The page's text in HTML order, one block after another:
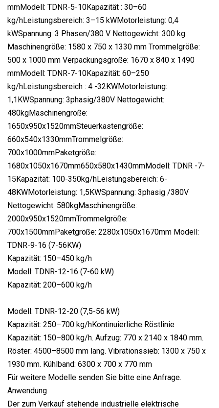
mmModell: TDNR-5-10Kapazität : 30–60
kg/hLeistungsbereich: 3–15 kWMotorleistung: 0,4
kWSpannung: 3 Phasen/380 V Nettogewicht: 300 kg
Maschinengröße: 1580 x 750 x 1330 mm Trommelgröße:
500 x 1000 mm Verpackungsgröße: 1670 x 840 x 1490
mmModell: TDNR-7-10Kapazität: 60–250
kg/hLeistungsbereich : 4 -32KWMotorleistung:
1,1KWSpannung: 3phasig/380V Nettogewicht:
480kgMaschinengröße:
1650x950x1520mmSteuerkastengröße:
660x540x1330mmTrommelgröße:
700x1000mmPaketgröße:
1680x1050x1670mm650x580x1430mmModell: TDNR -7-
15Kapazität: 100-350kg/hLeistungsbereich: 6-
48KWMotorleistung: 1,5KWSpannung: 3phasig /380V
Nettogewicht: 580kgMaschinengröße:
2000x950x1520mmTrommelgröße:
700x1500mmPaketgröße: 2280x1050x1670mm Modell:
TDNR-9-16 (7-56KW)
Kapazität: 150–450 kg/h
Modell: TDNR-12-16 (7-60 kW)
Kapazität: 200–600 kg/h
Modell: TDNR-12-20 (7,5-56 kW)
Kapazität: 250–700 kg/hKontinuierliche Röstlinie
Kapazität: 150–800 kg/h. Aufzug: 770 x 2140 x 1840 mm.
Röster: 4500–8500 mm lang. Vibrationssieb: 1300 x 750 x
1930 mm. Kühlband: 6300 x 700 x 770 mm
Für weitere Modelle senden Sie bitte eine Anfrage.
Anwendung
Der zum Verkauf stehende industrielle elektrische